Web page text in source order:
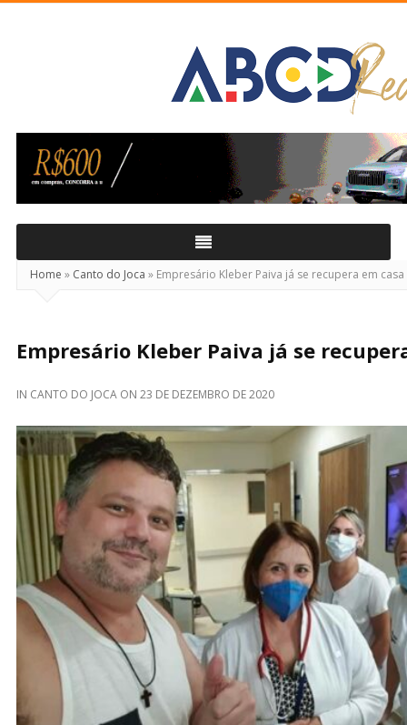
Real
Home » Canto do Joca » Empresário Kleber Paiva já se recupera em casa
Empresário Kleber Paiva já se
IN CANTO DO JOCA ON 23 DE DEZEMBRO DE 2020